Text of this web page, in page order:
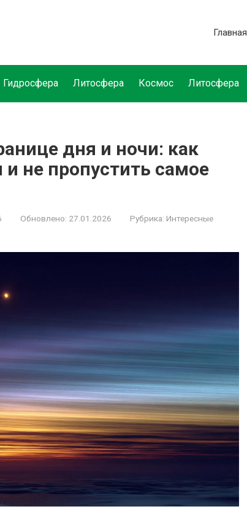
Главная
Гидросфера Литосфера Космос Литосфера
дня и ночи: как
не пропустить самое
Обновлено: 27.01.2026 Рубрика: Интересные